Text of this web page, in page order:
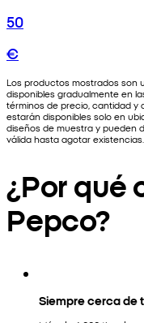
50
€
Los productos mostrados son
disponibles gradualmente en
términos de precio, cantidad y
estarán disponibles solo en
diseños de muestra y pueden
válida hasta agotar existencias.
¿Por qué
Pepco?
Siempre cerca de